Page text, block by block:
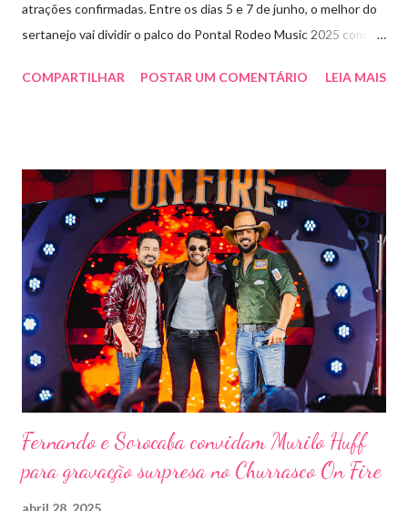
atrações confirmadas. Entre os dias 5 e 7 de junho, o melhor do
sertanejo vai dividir o palco do Pontal Rodeo Music 2025 com o
outras atrações. Esta edição da festa, que ocupa lugar de
requisitados pelos organizadores de eventos em todo o país.
Pela segunda vez, a organização do evento está a cargo da
Marini Eventos — empresa com ampla experiência na promoção
de grandes festivais pelo Brasil, como a retomada da FAPIL
(Feira Agropecuária e Industrial de Leme) no ano passado. O
Pontal Rodeo Music reforça mais uma vez seu compromisso
social: os ingressos poderão ser trocados por 1 kg de alimento
não perecível. Toda a arr...
COMPARTILHAR POSTAR UM COMENTÁRIO LEIA MAIS
Fernando e Sorocaba convidam Murilo Huff
para gravação surpresa no Churrasco On Fire
abril 28, 2025